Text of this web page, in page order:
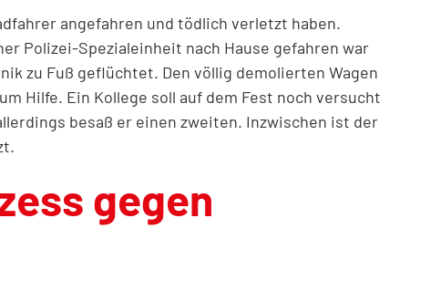
angefahren und tödlich verletzt haben.
Polizei-Spezialeinheit nach Hause gefahren war
zu Fuß geflüchtet. Den völlig demolierten Wagen
Hilfe. Ein Kollege soll auf dem Fest noch versucht
besaß er einen zweiten. Inzwischen ist der
gegen